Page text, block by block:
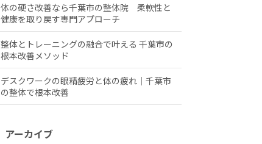
体の硬さ改善なら千葉市の整体院 柔軟性と
健康を取り戻す専門アプローチ
整体とトレーニングの融合で叶える 千葉市の
根本改善メソッド
デスクワークの眼精疲労と体の疲れ｜千葉市
の整体で根本改善
アーカイブ